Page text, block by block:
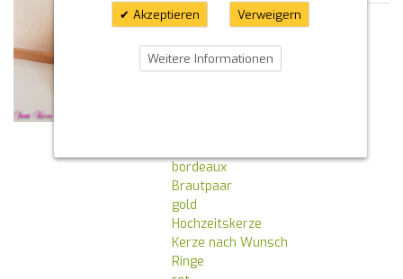
Individuelle Hochzeitskerze
mit Brautpaar in bordeaux
Kerze Stumpe weiß
bordeaux
Brautpaar
gold
Hochzeitskerze
Kerze nach Wunsch
Ringe
Akzeptieren Verweigern
Weitere Informationen